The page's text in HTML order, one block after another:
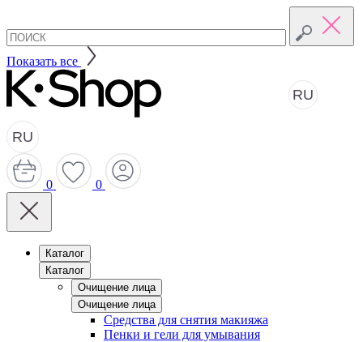
Показать все
RU
RU
0 0
Каталог
Каталог
Очищение лица
Очищение лица
Средства для снятия макияжа
Пенки и гели для умывания